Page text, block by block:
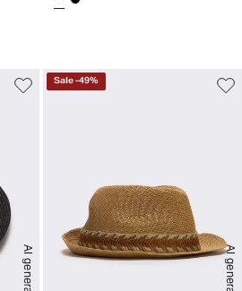
AI generated AI generated
Sale-49%